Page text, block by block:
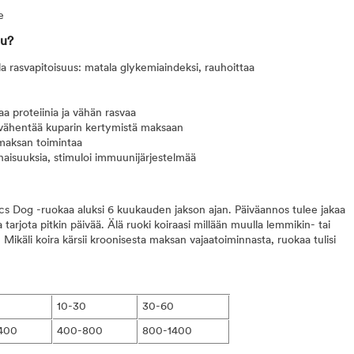
rasvapitoisuus: matala glykemiaindeksi, rauhoittaa
proteiinia ja vähän rasvaa
kuparin kertymistä maksaan
toimintaa
stimuloi immuunijärjestelmää
Dog -ruokaa aluksi 6 kuukauden jakson ajan. Päiväannos tulee jakaa
tarjota pitkin päivää. Älä ruoki koiraasi millään muulla lemmikin- tai
koira kärsii kroonisesta maksan vajaatoiminnasta, ruokaa tulisi
10-30 30-60
400-800 800-1400